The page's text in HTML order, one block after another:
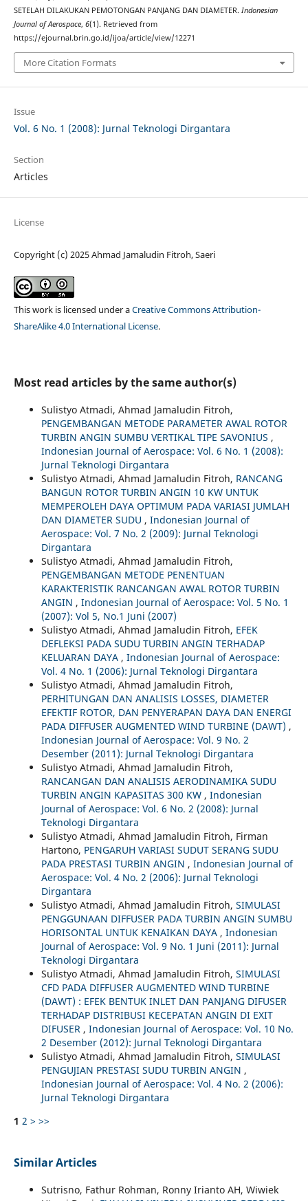
SETELAH DILAKUKAN PEMOTONGAN PANJANG DAN DIAMETER. Indonesian
Journal of Aerospace, 6(1). Retrieved from
https://ejournal.brin.go.id/ijoa/article/view/12271
More Citation Formats
Issue
Vol. 6 No. 1 (2008): Jurnal Teknologi Dirgantara
Section
Articles
License
Copyright (c) 2025 Ahmad Jamaludin Fitroh, Saeri
This work is licensed under aCreative Commons Attribution-
ShareAlike 4.0 International License.
Most read articles by the same author(s)
Sulistyo Atmadi, Ahmad Jamaludin Fitroh,
PENGEMBANGAN METODE PARAMETER AWAL ROTOR
TURBIN ANGIN SUMBU VERTIKAL TIPE SAVONIUS ,
Indonesian Journal of Aerospace: Vol. 6 No. 1 (2008):
Jurnal Teknologi Dirgantara
Sulistyo Atmadi, Ahmad Jamaludin Fitroh, RANCANG
BANGUN ROTOR TURBIN ANGIN 10 KW UNTUK
MEMPEROLEH DAYA OPTIMUM PADA VARIASI JUMLAH
DAN DIAMETER SUDU , Indonesian Journal of
Aerospace: Vol. 7 No. 2 (2009): Jurnal Teknologi
Dirgantara
Sulistyo Atmadi, Ahmad Jamaludin Fitroh,
PENGEMBANGAN METODE PENENTUAN
KARAKTERISTIK RANCANGAN AWAL ROTOR TURBIN
ANGIN , Indonesian Journal of Aerospace: Vol. 5 No. 1
(2007): Vol 5, No.1 Juni (2007)
Sulistyo Atmadi, Ahmad Jamaludin Fitroh, EFEK
DEFLEKSI PADA SUDU TURBIN ANGIN TERHADAP
KELUARAN DAYA , Indonesian Journal of Aerospace:
Vol. 4 No. 1 (2006): Jurnal Teknologi Dirgantara
Sulistyo Atmadi, Ahmad Jamaludin Fitroh,
PERHITUNGAN DAN ANALISIS LOSSES, DIAMETER
EFEKTIF ROTOR, DAN PENYERAPAN DAYA DAN ENERGI
PADA DIFFUSER AUGMENTED WIND TURBINE (DAWT) ,
Indonesian Journal of Aerospace: Vol. 9 No. 2
Desember (2011): Jurnal Teknologi Dirgantara
Sulistyo Atmadi, Ahmad Jamaludin Fitroh,
RANCANGAN DAN ANALISIS AERODINAMIKA SUDU
TURBIN ANGIN KAPASITAS 300 KW , Indonesian
Journal of Aerospace: Vol. 6 No. 2 (2008): Jurnal
Teknologi Dirgantara
Sulistyo Atmadi, Ahmad Jamaludin Fitroh, Firman
Hartono, PENGARUH VARIASI SUDUT SERANG SUDU
PADA PRESTASI TURBIN ANGIN , Indonesian Journal of
Aerospace: Vol. 4 No. 2 (2006): Jurnal Teknologi
Dirgantara
Sulistyo Atmadi, Ahmad Jamaludin Fitroh, SIMULASI
PENGGUNAAN DIFFUSER PADA TURBIN ANGIN SUMBU
HORISONTAL UNTUK KENAIKAN DAYA , Indonesian
Journal of Aerospace: Vol. 9 No. 1 Juni (2011): Jurnal
Teknologi Dirgantara
Sulistyo Atmadi, Ahmad Jamaludin Fitroh, SIMULASI
CFD PADA DIFFUSER AUGMENTED WIND TURBINE
(DAWT) : EFEK BENTUK INLET DAN PANJANG DIFUSER
TERHADAP DISTRIBUSI KECEPATAN ANGIN DI EXIT
DIFUSER , Indonesian Journal of Aerospace: Vol. 10 No.
2 Desember (2012): Jurnal Teknologi Dirgantara
Sulistyo Atmadi, Ahmad Jamaludin Fitroh, SIMULASI
PENGUJIAN PRESTASI SUDU TURBIN ANGIN ,
Indonesian Journal of Aerospace: Vol. 4 No. 2 (2006):
Jurnal Teknologi Dirgantara
1 2 > >>
Similar Articles
Sutrisno, Fathur Rohman, Ronny Irianto AH, Wiwiek